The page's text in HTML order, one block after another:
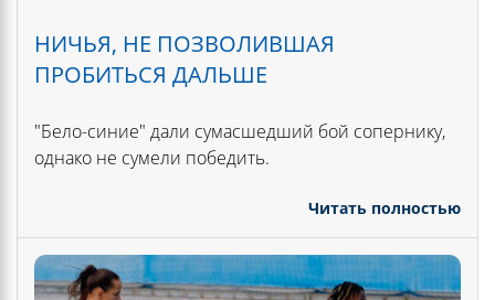
НИЧЬЯ, НЕ ПОЗВОЛИВШАЯ
ПРОБИТЬСЯ ДАЛЬШЕ
"Бело-синие" дали сумасшедший бой сопернику,
однако не сумели победить.
Читать полностью